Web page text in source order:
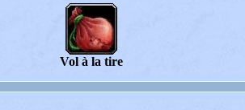
Vol à la tire